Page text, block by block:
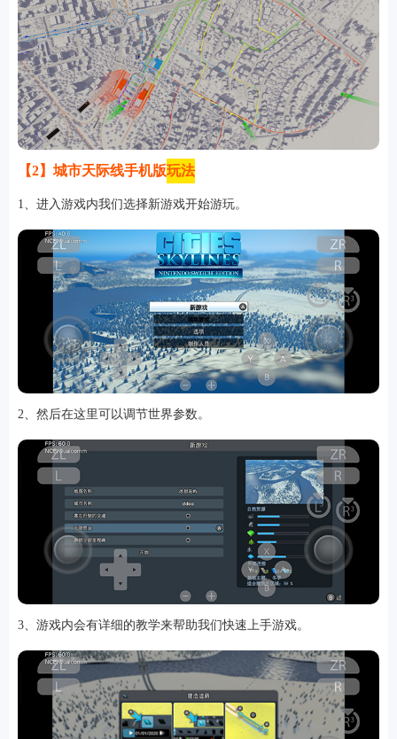
【2】城市天际线手机版玩法
1、进入游戏内我们选择新游戏开始游玩。
2、然后在这里可以调节世界参数。
3、游戏内会有详细的教学来帮助我们快速上手游戏。